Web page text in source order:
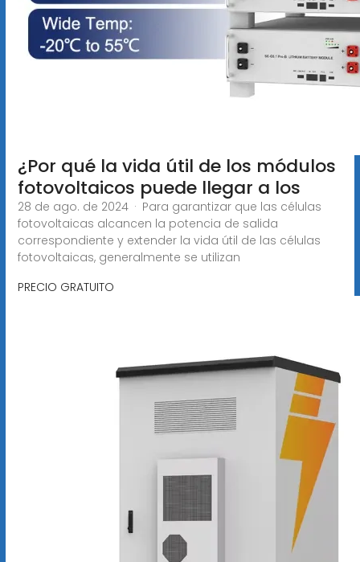
¿Por qué la vida útil de los módulos
fotovoltaicos puede llegar a los
28 de ago. de 2024 · Para garantizar que las células
fotovoltaicas alcancen la potencia de salida
correspondiente y extender la vida útil de las células
fotovoltaicas, generalmente se utilizan
PRECIO GRATUITO